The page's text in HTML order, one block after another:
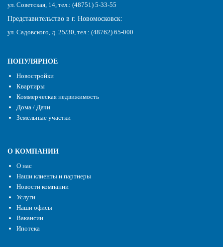
ул. Советская, 14, тел.: (48751) 5-33-55
Представительство в г. Новомосковск:
ул. Садовского, д. 25/30, тел.: (48762) 65-000
ПОПУЛЯРНОЕ
Новостройки
Квартиры
Коммерческая недвижимость
Дома / Дачи
Земельные участки
О КОМПАНИИ
О нас
Наши клиенты и партнеры
Новости компании
Услуги
Наши офисы
Вакансии
Ипотека